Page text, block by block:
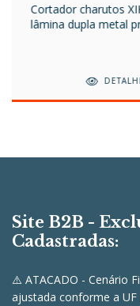
Cortador charutos
lâmina dupla metal
Site B2B -
Cadastradas:
⚠️ ATACADO - Cenário
ajustada conforme a UF